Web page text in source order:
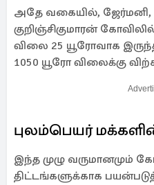
அதே வகையில், ஜேர்மனி,
குறிஞ்சிகுமாரன்
விலை 25 யூரோவாக
1050 யூரோ விலைக்கு
புலம்பெயர்
இந்த முழு வருமானமும்
திட்டங்களுக்காக